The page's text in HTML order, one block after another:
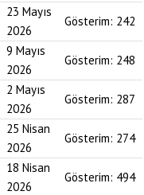
23 Mayıs
2026
Gösterim: 242
9 Mayıs
2026
Gösterim: 248
2 Mayıs
2026
Gösterim: 287
25 Nisan
2026
Gösterim: 274
18 Nisan
2026
Gösterim: 494